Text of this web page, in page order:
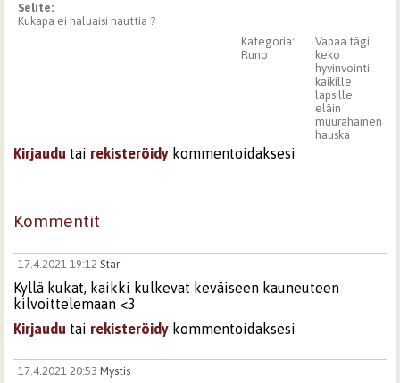
Selite:
Kukapa ei haluaisi nauttia ?
Vapaa tägi:
keko
hyvinvointi
kaikille
lapsille
eläin
muurahainen
hauska
Kategoria:
Runo
Kirjaudu tai rekisteröidy kommentoidaksesi
Kommentit
17.4.2021 19:12 Star
Kyllä kukat, kaikki kulkevat keväiseen kauneuteen
kilvoittelemaan <3
Kirjaudu tai rekisteröidy kommentoidaksesi
17.4.2021 20:53 Mystis